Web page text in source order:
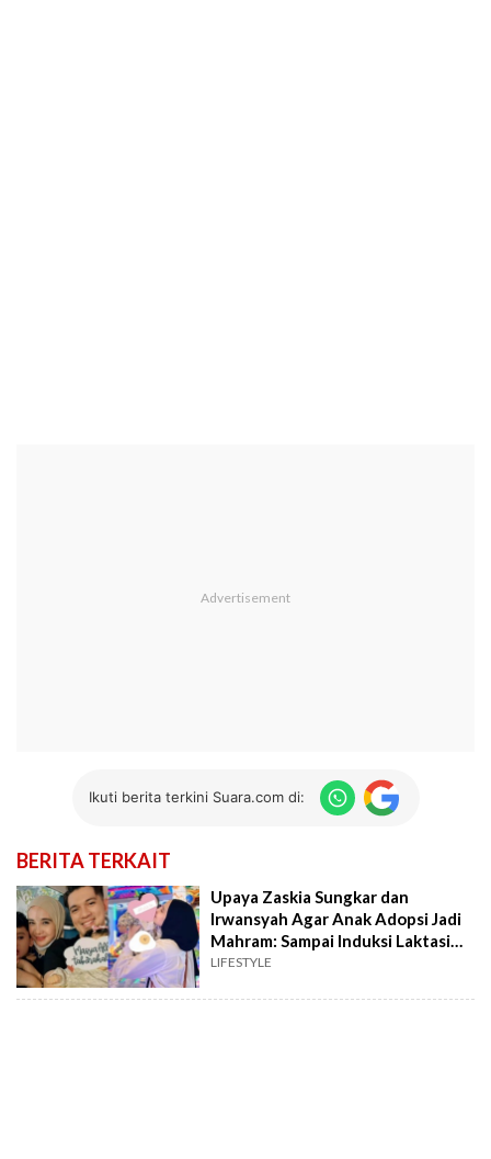
Ikuti berita terkini Suara.com di:
BERITA TERKAIT
Upaya Zaskia Sungkar dan
Irwansyah Agar Anak Adopsi Jadi
Mahram: Sampai Induksi Laktasi
Biar Bisa Menyusui
LIFESTYLE